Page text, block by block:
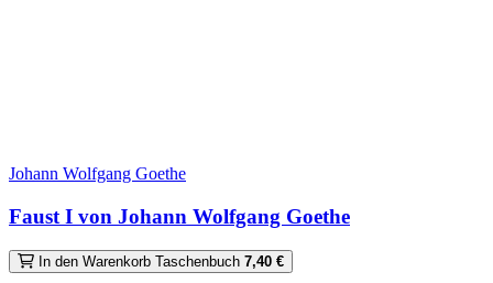
Johann Wolfgang Goethe
Faust I von Johann Wolfgang Goethe
In den Warenkorb Taschenbuch 7,40 €